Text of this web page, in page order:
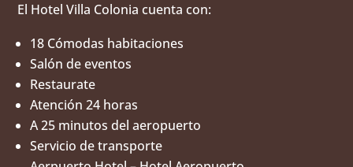
El Hotel Villa Colonia cuenta con:
18 Cómodas habitaciones
Salón de eventos
Restaurate
Atención 24 horas
A 25 minutos del aeropuerto
Servicio de transporte